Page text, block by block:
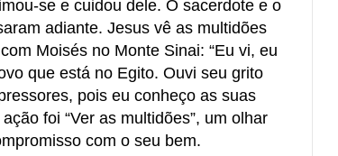
se e cuidou dele. O sacerdote e o
adiante. Jesus vê as multidões
Moisés no Monte Sinai: “Eu vi, eu
que está no Egito. Ouvi seu grito
pois eu conheço as suas
foi “Ver as multidões”, um olhar
com o seu bem.